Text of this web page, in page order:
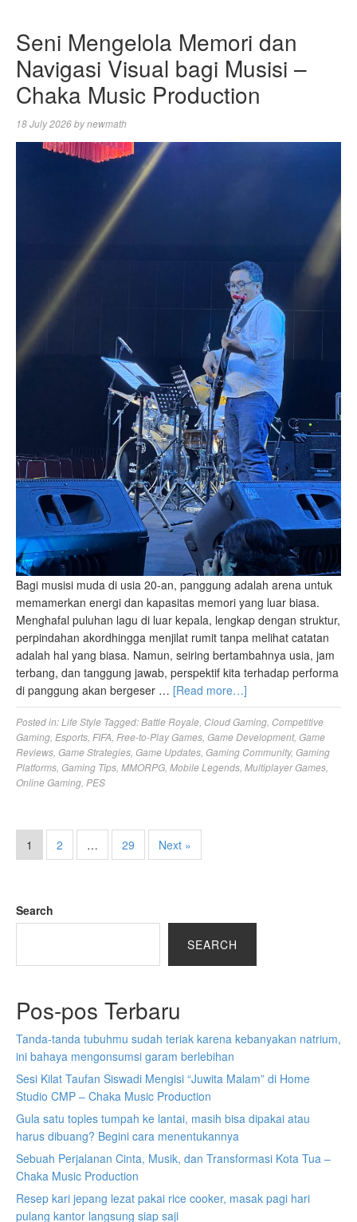
Seni Mengelola Memori dan
Navigasi Visual bagi Musisi –
Chaka Music Production
18 July 2026bynewmath
Bagi musisi muda di usia 20-an, panggung adalah arena untuk
memamerkan energi dan kapasitas memori yang luar biasa.
Menghafal puluhan lagu di luar kepala, lengkap dengan struktur,
perpindahan akordhingga menjilat rumit tanpa melihat catatan
adalah hal yang biasa. Namun, seiring bertambahnya usia, jam
terbang, dan tanggung jawab, perspektif kita terhadap performa
di panggung akan bergeser … [Read more…]
Posted in:Life Style Tagged:Battle Royale Cloud Gaming Competitive
Gaming Esports FIFA Free-to-Play Games Game Development, Game
Reviews Game Strategies Game Updates Gaming Community, Gaming
Platforms Gaming Tips MMORPG Mobile Legends Multiplayer Games
Online Gaming PES
1 2 … 29 Next »
Search
SEARCH
Pos-pos Terbaru
Tanda-tanda tubuhmu sudah teriak karena kebanyakan natrium,
ini bahaya mengonsumsi garam berlebihan
Sesi Kilat Taufan Siswadi Mengisi “Juwita Malam” di Home
Studio CMP – Chaka Music Production
Gula satu toples tumpah ke lantai, masih bisa dipakai atau
harus dibuang? Begini cara menentukannya
Sebuah Perjalanan Cinta, Musik, dan Transformasi Kota Tua –
Chaka Music Production
Resep kari jepang lezat pakai rice cooker, masak pagi hari
pulang kantor langsung siap saji